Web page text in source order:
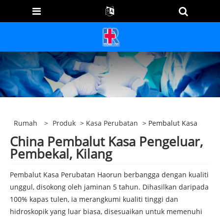
Rumah > Produk > Kasa Perubatan > Pembalut Kasa
China Pembalut Kasa Pengeluar,
Pembekal, Kilang
Pembalut Kasa Perubatan Haorun berbangga dengan kualiti
unggul, disokong oleh jaminan 5 tahun. Dihasilkan daripada
100% kapas tulen, ia merangkumi kualiti tinggi dan
hidroskopik yang luar biasa, disesuaikan untuk memenuhi